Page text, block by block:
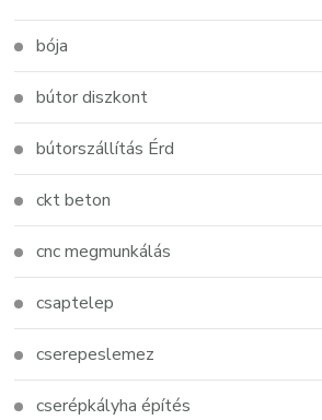
bója
bútor diszkont
bútorszállítás Érd
ckt beton
cnc megmunkálás
csaptelep
cserepeslemez
cserépkályha építés